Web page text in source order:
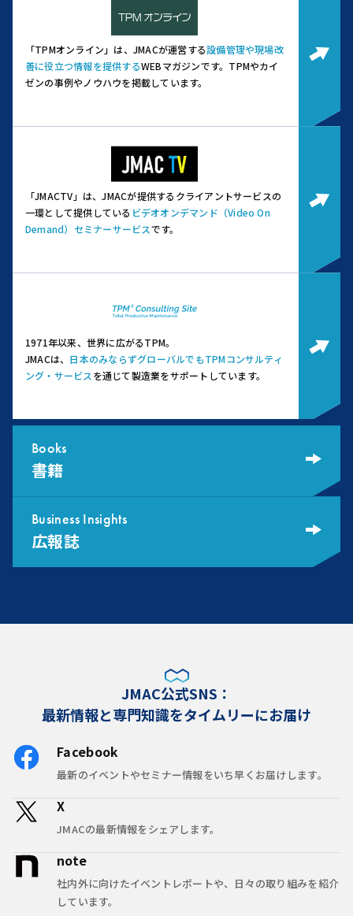
「TPMオンライン」は、JMACが運営する設備管理や現場改
善に役立つ情報を提供するWEBマガジンです。 TPMやカイ
ゼンの事例やノウハウを掲載しています。
「JMACTV」は、JMACが提供するクライアントサービスの
一環として提供している ビデオオンデマンド（Video On
Demand）セミナーサービスです。
1971年以来、世界に広がるTPM。
JMACは、 日本のみならずグローバルでもTPMコンサルティ
ング・サービス を通じて製造業をサポートしています。
Books
書籍
Business Insights
広報誌
JMAC公式SNS：
最新情報と専門知識をタイムリーにお届け
Facebook
最新のイベントやセミナー情報をいち早くお届けします。
X
JMACの最新情報をシェアします。
note
社内外に向けたイベントレポートや、日々の取り組みを紹介
しています。